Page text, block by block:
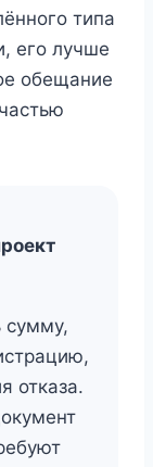
типа
его лучше
обещание
сумму,
отказа.